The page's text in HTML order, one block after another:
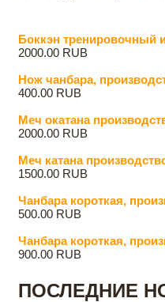
Боккэн тренировочный
2000.00 RUB
Нож чанбара,
400.00 RUB
Меч oкатана
2000.00 RUB
Меч катана
1500.00 RUB
Чанбара короткая,
500.00 RUB
Чанбара короткая,
900.00 RUB
ПОСЛЕДНИЕ